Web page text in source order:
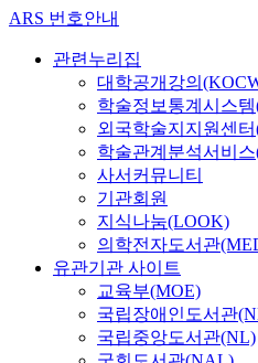
ARS 번호안내
관련누리집
대학공개강의
학술정보통계시스
외국학술지지원센
학술관계분석서비
사서커뮤니티
기관회원
지식나눔(LOOK)
의학전자도서관
유관기관 사이트
교육부(MOE)
국립장애인도서관
국립중앙도서관(NL)